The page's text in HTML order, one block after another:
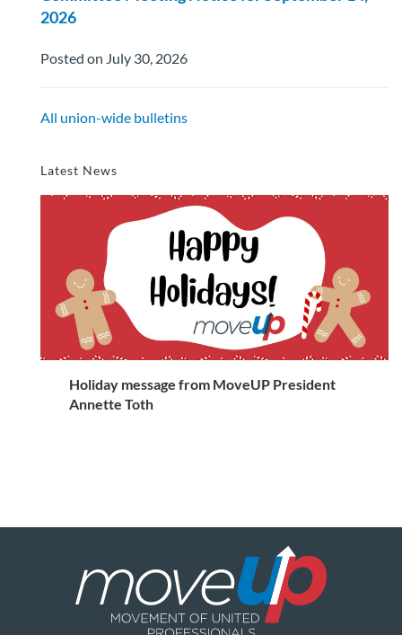
2026
Posted on July 30, 2026
All union-wide bulletins
Latest News
Holiday message from MoveUP President
Annette Toth